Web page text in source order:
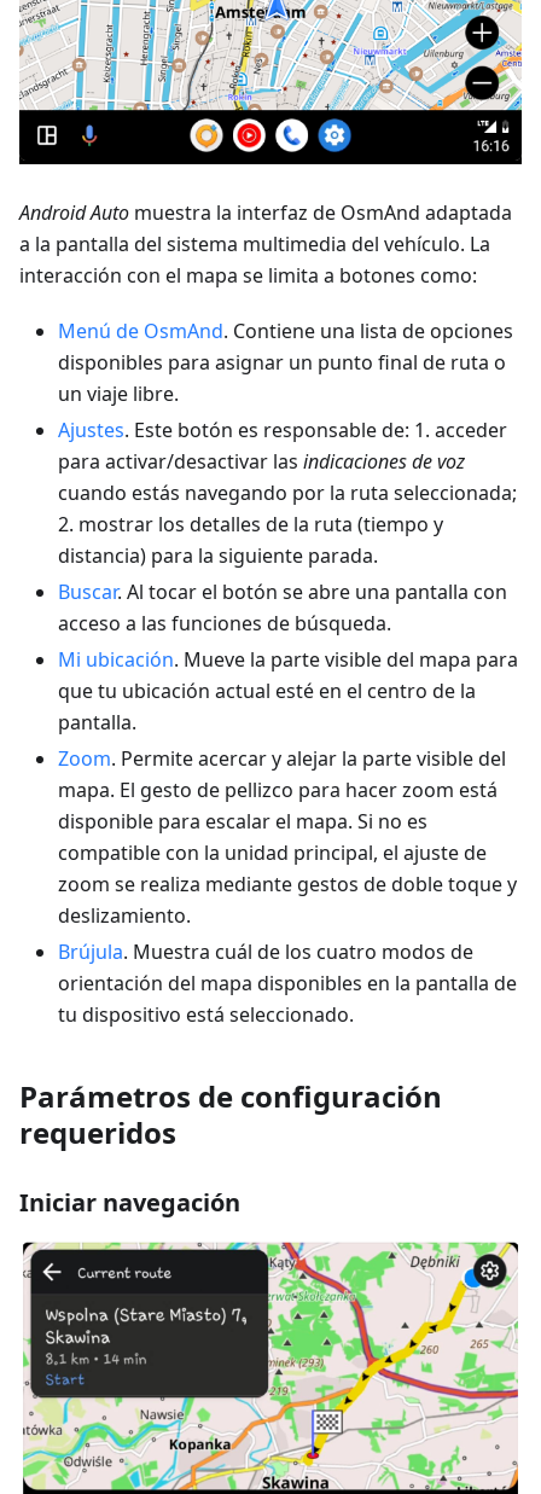
Android Auto muestra la interfaz de OsmAnd adaptada
a la pantalla del sistema multimedia del vehículo. La
interacción con el mapa se limita a botones como:
Menú de OsmAnd. Contiene una lista de opciones
disponibles para asignar un punto final de ruta o
un viaje libre.
Ajustes. Este botón es responsable de: 1. acceder
para activar/desactivar las indicaciones de voz
cuando estás navegando por la ruta seleccionada;
2. mostrar los detalles de la ruta (tiempo y
distancia) para la siguiente parada.
Buscar. Al tocar el botón se abre una pantalla con
acceso a las funciones de búsqueda.
Mi ubicación. Mueve la parte visible del mapa para
que tu ubicación actual esté en el centro de la
pantalla.
Zoom. Permite acercar y alejar la parte visible del
mapa. El gesto de pellizco para hacer zoom está
disponible para escalar el mapa. Si no es
compatible con la unidad principal, el ajuste de
zoom se realiza mediante gestos de doble toque y
deslizamiento.
Brújula. Muestra cuál de los cuatro modos de
orientación del mapa disponibles en la pantalla de
tu dispositivo está seleccionado.
Parámetros de configuración
requeridos
Iniciar navegación